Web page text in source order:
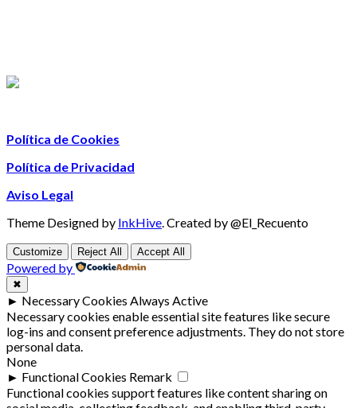
Política de Cookies
Política de Privacidad
Aviso Legal
Theme Designed by InkHive.Created by @El_Recuento
Customize Reject All Accept All
Powered by
✖
► Necessary Cookies Always Active
Necessary cookies enable essential site features like secure
log-ins and consent preference adjustments. They do not store
personal data.
None
► Functional Cookies Remark
Functional cookies support features like content sharing on